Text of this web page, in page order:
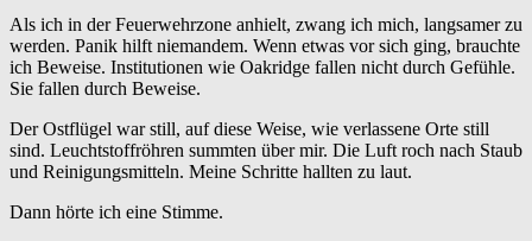
Als ich in der Feuerwehrzone anhielt, zwang ich mich, langsamer zu
werden. Panik hilft niemandem. Wenn etwas vor sich ging, brauchte
ich Beweise. Institutionen wie Oakridge fallen nicht durch Gefühle.
Sie fallen durch Beweise.
Der Ostflügel war still, auf diese Weise, wie verlassene Orte still
sind. Leuchtstoffröhren summten über mir. Die Luft roch nach Staub
und Reinigungsmitteln. Meine Schritte hallten zu laut.
Dann hörte ich eine Stimme.